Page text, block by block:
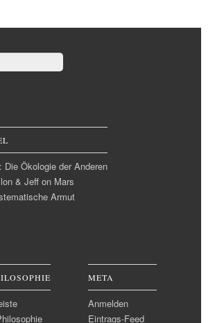
Die Ökologie der Anderen
& Jeff on Mars
Armut
META
Anmelden
Eintrags-Feed